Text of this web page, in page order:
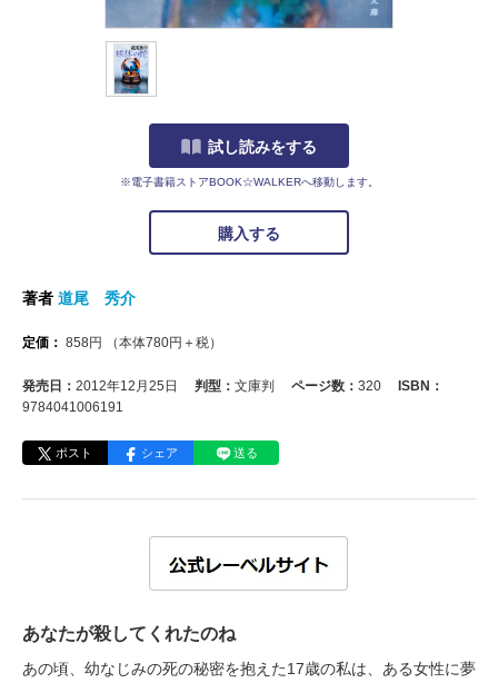
試し読みをする
※電子書籍ストアBOOK☆WALKERへ移動します。
購入する
著者 道尾 秀介
定価： 858円 （本体780円＋税）
発売日： 2012年12月25日 判型： 文庫判 ページ数： 320
ISBN：
9784041006191
ポスト シェア 送る
あなたが殺してくれたのね
あの頃、幼なじみの死の秘密を抱えた17歳の私は、ある女性に夢